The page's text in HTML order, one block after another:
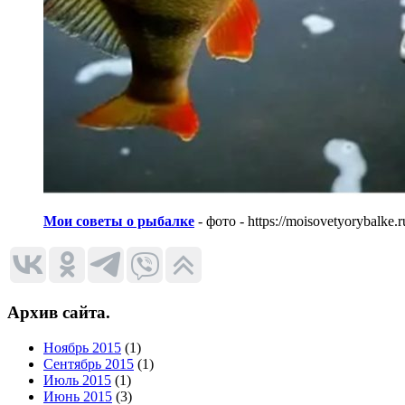
Мои советы о рыбалке - фото - https://
Архив сайта.
Ноябрь 2015 (1)
Сентябрь 2015 (1)
Июль 2015 (1)
Июнь 2015 (3)